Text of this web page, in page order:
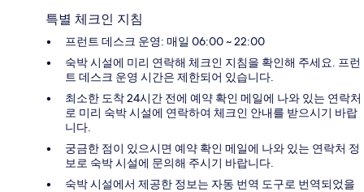
특별 체크인 지침
프런트 데스크 운영: 매일 06:00 ~ 22:00
숙박 시설에 미리 연락해 체크인 지침을 확인해 주세요. 프런
트 데스크 운영 시간은 제한되어 있습니다.
최소한 도착 24시간 전에 예약 확인 메일에 나와 있는 연락처
로 미리 숙박 시설에 연락하여 체크인 안내를 받으시기 바랍
니다.
궁금한 점이 있으시면 예약 확인 메일에 나와 있는 연락처 정
보로 숙박 시설에 문의해 주시기 바랍니다.
숙박 시설에서 제공한 정보는 자동 번역 도구로 번역되었을